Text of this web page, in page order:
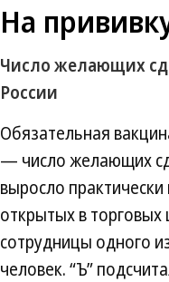
На
Число желающих
России
Обязательная
— число желающих
выросло
открытых в
сотрудницы одного
человек. “Ъ”